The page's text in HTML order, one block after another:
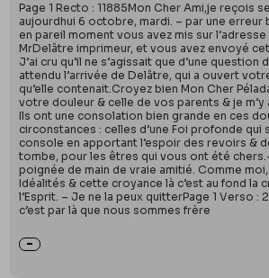
Page 1 Recto : 11885Mon Cher Ami,je reçois
aujourdhui 6 octobre, mardi. – par une erreur
en pareil moment vous avez mis sur
MrDelâtre imprimeur, et vous avez envoyé
J’ai cru qu’il ne s’agissait que d’une question
attendu l’arrivée de Delâtre, qui a ouvert
qu’elle contenait.Croyez bien Mon Cher
votre douleur & celle de vos parents & je m’y
Ils ont une consolation bien grande en ces
circonstances : celles d’une Foi profonde qui
console en apportant l’espoir des revoirs &
tombe, pour les êtres qui vous ont été
poignée de main de vraie amitié. Comme
Idéalités & cette croyance là c’est au fond la
l’Esprit. – Je ne la peux quitterPage 1 Verso :
c’est par là que nous sommes frère